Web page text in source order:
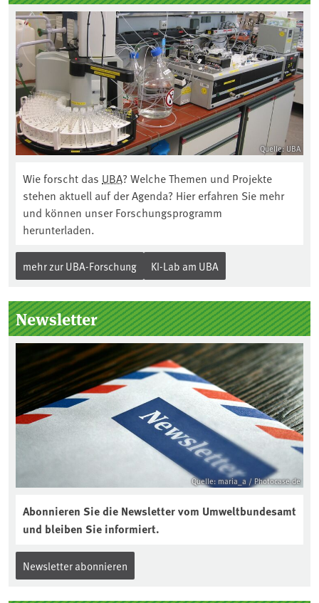
Quelle: UBA
Wie forscht das UBA? Welche Themen und Projekte
stehen aktuell auf der Agenda? Hier erfahren Sie mehr
und können unser Forschungsprogramm
herunterladen.
mehr zur UBA-Forschung KI-Lab am UBA
Newsletter
Quelle: maria_a / Photocase.de
Abonnieren Sie die Newsletter vom Umweltbundesamt
und bleiben Sie informiert.
Newsletter abonnieren